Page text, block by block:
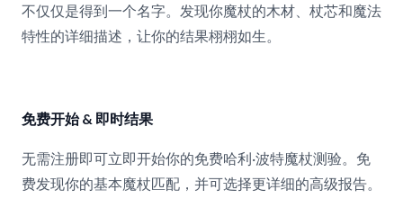
不仅仅是得到一个名字。发现你魔杖的木材、杖芯和魔法
特性的详细描述，让你的结果栩栩如生。
免费开始 & 即时结果
无需注册即可立即开始你的免费哈利·波特魔杖测验。免
费发现你的基本魔杖匹配，并可选择更详细的高级报告。